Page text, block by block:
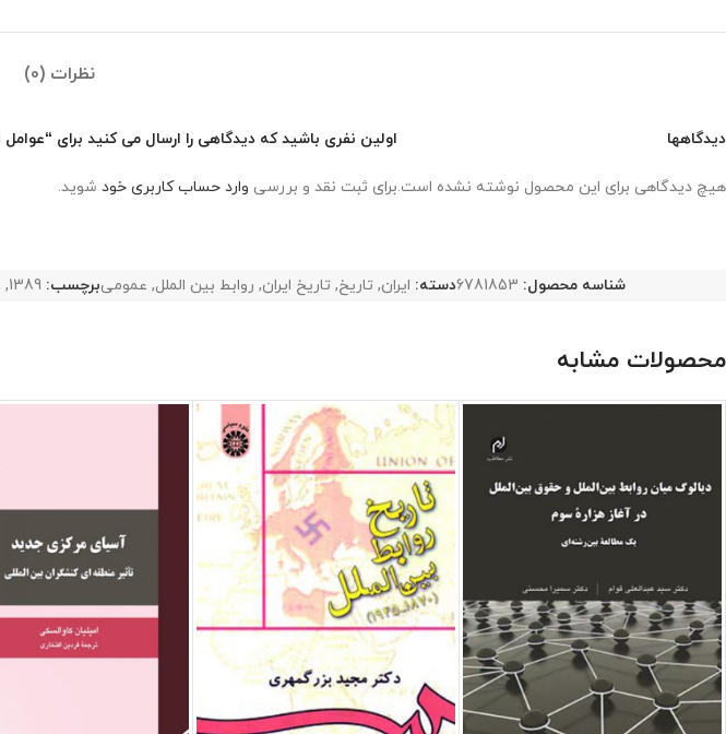
نظرات (0)
دیدگاهها
هیچ دیدگاهی برای این محصول نوشته نشده است.
اولین نفری باشید که دیدگاهی را ارسال می کنید برای “عوامل
برای ثبت نقد و بررسی وارد حساب کاربری خود شوید.
شناسه محصول: 6781853دسته: ایران, تاریخ, تاریخ ایران, روابط بین الملل, عمومیبرچسب: 1389
,
محصولات مشابه